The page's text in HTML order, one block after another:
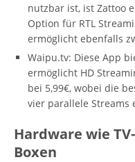
nutzbar ist, ist Zattoo
Option für RTL
ermöglicht ebenfalls
Waipu.tv: Diese App
ermöglicht HD
bei 5,99€, wobei die
vier parallele Streams
Hardware wie
Boxen